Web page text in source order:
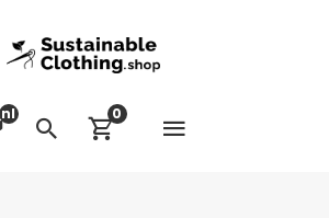
Taal veranderen
nl
ZoekenWinkelwagen
0